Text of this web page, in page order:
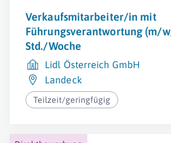
Verkaufsmitarbeiter/in mit
Führungsverantwortung (m/
Std./Woche
Lidl Österreich GmbH
Landeck
Teilzeit/geringfügig